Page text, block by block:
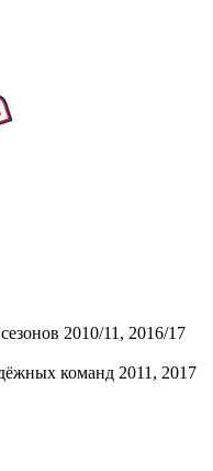
2010/11, 2016/17
команд 2011, 2017